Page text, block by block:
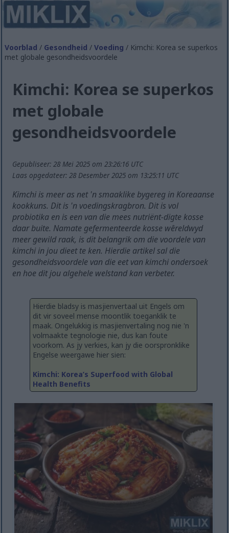
Voorblad / Gesondheid /Voeding / Kimchi: Korea se superkos
met globale gesondheidsvoordele
Kimchi: Korea se superkos
met globale
gesondheidsvoordele
Gepubliseer: 28 Mei 2025 om 23:26:16 UTC
Laas opgedateer: 28 Desember 2025 om 13:25:11 UTC
Kimchi is meer as net 'n smaaklike bygereg in Koreaanse
kookkuns. Dit is 'n voedingskragbron. Dit is vol
probiotika en is een van die mees nutriënt-digte kosse
daar buite. Namate gefermenteerde kosse wêreldwyd
meer gewild raak, is dit belangrik om die voordele van
kimchi in jou dieet te ken. Hierdie artikel sal die
gesondheidsvoordele van die eet van kimchi ondersoek
en hoe dit jou algehele welstand kan verbeter.
Hierdie bladsy is masjienvertaal uit Engels om
dit vir soveel mense moontlik toeganklik te
maak. Ongelukkig is masjienvertaling nog nie 'n
volmaakte tegnologie nie, dus kan foute
voorkom. As jy verkies, kan jy die oorspronklike
Engelse weergawe hier sien:
Kimchi: Korea’s Superfood with Global
Health Benefits